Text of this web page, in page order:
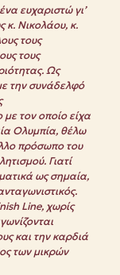
ευχαριστώ γι’
κ. Νικολάου, κ.
τους
τους
Ως
την συνάδελφό
τον οποίο είχα
Ολυμπία, θέλω
πρόσωπο του
Γιατί
ως σημαία,
Line, χωρίς
και την καρδιά
των μικρών